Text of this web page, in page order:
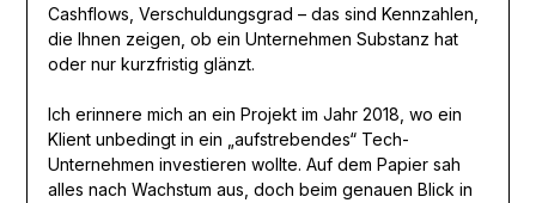
Cashflows, Verschuldungsgrad – das sind Kennzahlen,
die Ihnen zeigen, ob ein Unternehmen Substanz hat
oder nur kurzfristig glänzt.
Ich erinnere mich an ein Projekt im Jahr 2018, wo ein
Klient unbedingt in ein „aufstrebendes“ Tech-
Unternehmen investieren wollte. Auf dem Papier sah
alles nach Wachstum aus, doch beim genauen Blick in